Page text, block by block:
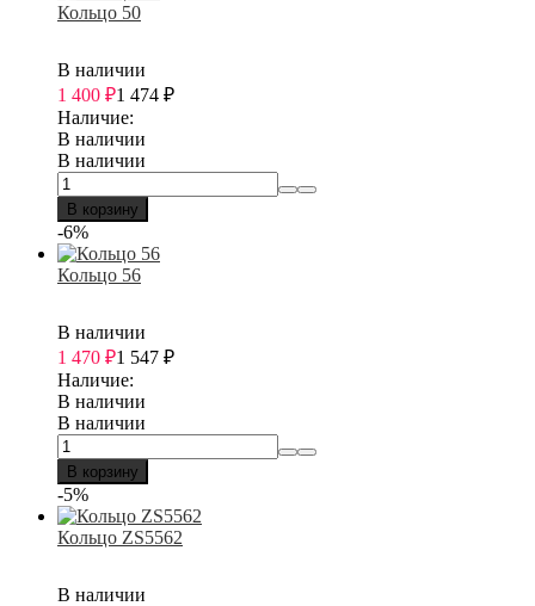
Кольцо 50
В наличии
1 400 ₽1 474 ₽
Наличие:
В наличии
В наличии
В корзину
-6%
Кольцо 56
В наличии
1 470 ₽1 547 ₽
Наличие:
В наличии
В наличии
В корзину
-5%
Кольцо ZS5562
В наличии